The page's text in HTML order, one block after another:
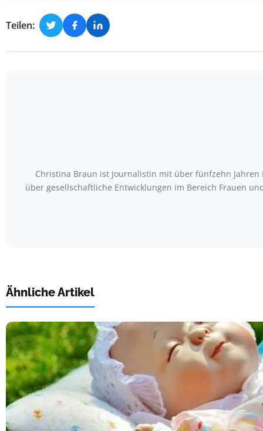
Teilen:
Christina Braun ist Journalistin mit über fünfzehn
über gesellschaftliche Entwicklungen im Bereich Frauen
Ähnliche Artikel